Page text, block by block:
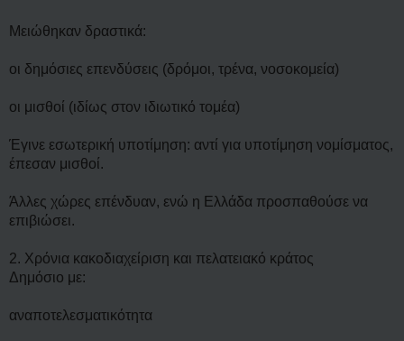
υ
Μειώθηκαν δραστικά:
οι δημόσιες επενδύσεις (δρόμοι, τρένα, νοσοκομεία)
οι μισθοί (ιδίως στον ιδιωτικό τομέα)
Έγινε εσωτερική υποτίμηση: αντί για υποτίμηση νομίσματος,
έπεσαν μισθοί.
Άλλες χώρες επένδυαν, ενώ η Ελλάδα προσπαθούσε να
επιβιώσει.
2. Χρόνια κακοδιαχείριση και πελατειακό κράτος
Δημόσιο με:
αναποτελεσματικότητα